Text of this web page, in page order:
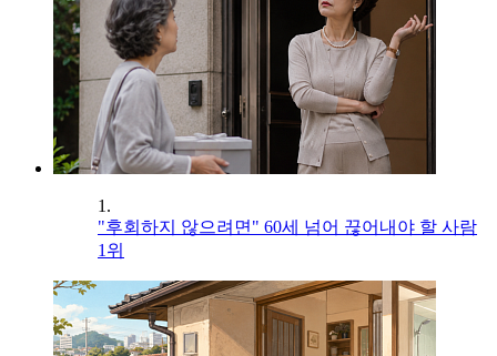
1.
"후회하지 않으려면" 60세 넘어 끊어내야 할 사람
1위